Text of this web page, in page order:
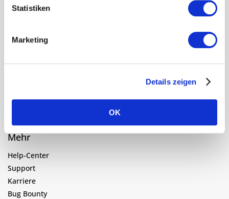
Statistiken
Marketing
Details zeigen
OK
Funktionen
Blog
Kostenlos testen
Mehr
Help-Center
Support
Karriere
Bug Bounty